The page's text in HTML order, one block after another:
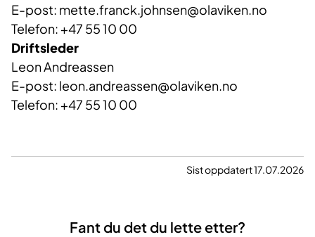
E-post: mette.franck.johnsen@olaviken.no
Telefon: +47 55 10 00
Driftsleder
Leon Andreassen
E-post: leon.andreassen@olaviken.no
Telefon: +47 55 10 00
Sist oppdatert 17.07.2026
Fant du det du lette etter?